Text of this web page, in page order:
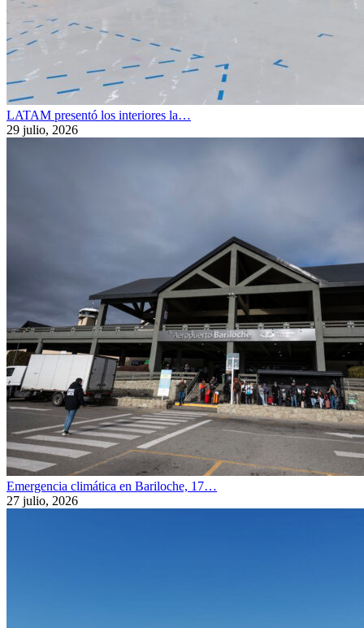
LATAM presentó los interiores la…
29 julio, 2026
Emergencia climática en Bariloche, 17…
27 julio, 2026